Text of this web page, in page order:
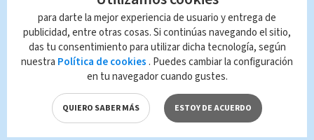
para darte la mejor experiencia de usuario y entrega de
publicidad, entre otras cosas. Si continúas navegando el sitio,
das tu consentimiento para utilizar dicha tecnología, según
nuestra Política de cookies . Puedes cambiar la configuración
en tu navegador cuando gustes.
QUIERO SABER MÁS ESTOY DE ACUERDO